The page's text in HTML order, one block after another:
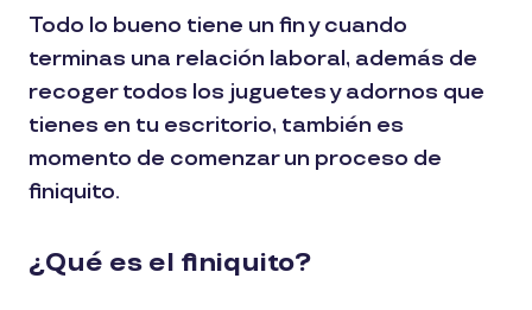
Todo lo bueno tiene un fin y cuando
terminas una relación laboral, además de
recoger todos los juguetes y adornos que
tienes en tu escritorio, también es
momento de comenzar un proceso de
finiquito.
¿Qué es el finiquito?